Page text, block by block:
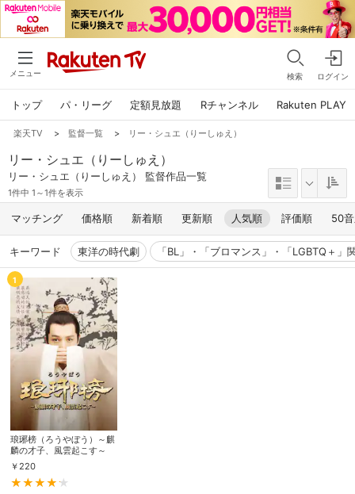
メニュー 検索 ログイン
トップ パ・リーグ 定額見放題 Rチャンネル Rakuten PLAY
楽天TV > 監督一覧 > リー・シュエ（りーしゅえ）
リー・シュエ（りーしゅえ）
リー・シュエ（りーしゅえ） 監督作品一覧
1件中 1～1件を表示
マッチング 価格順 新着順 更新順 人気順 評価順 50
キーワード 東洋の時代劇 「BL」・「ブロマンス」・「LGBTQ＋」
1
琅琊榜（ろうやぼう）～麒
麟の才子、風雲起こす～
￥ 220